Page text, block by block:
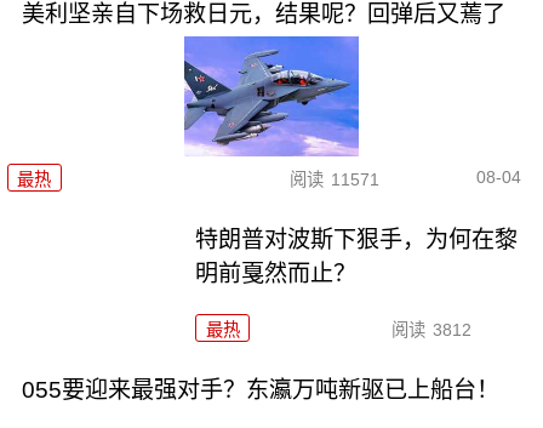
美利坚亲自下场救日元，结果呢？回弹后又蔫了
最热 阅读 11571 08-04
特朗普对波斯下狠手，为何在黎
明前戛然而止？
最热 阅读 3812
055要迎来最强对手？东瀛万吨新驱已上船台！